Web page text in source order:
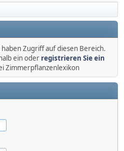
Zugriff auf diesen Bereich.
ein oder registrieren Sie ein
Zimmerpflanzenlexikon